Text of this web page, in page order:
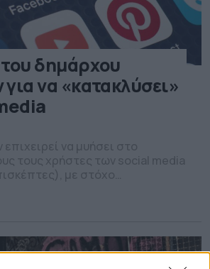
δημάρχου
για να «κατακλύσει»
instagram και twitter. Γι’
κάθε φωτογραφική κυρίως